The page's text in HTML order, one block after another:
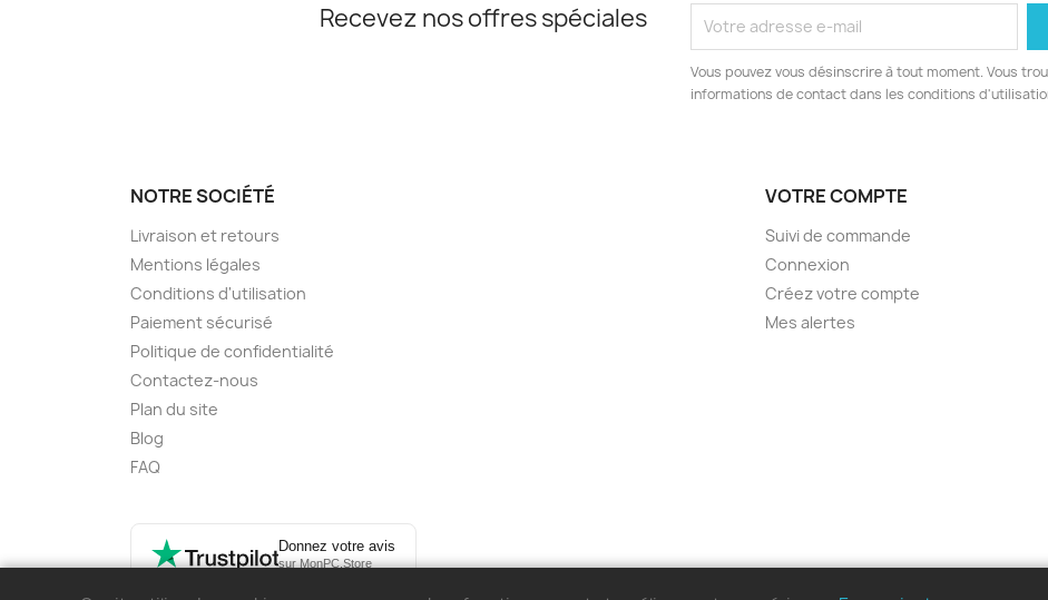
Recevez nos offres spéciales
Vous pouvez vous désinscrire à tout moment. Vous
informations de contact dans les conditions
NOTRE SOCIÉTÉ
Livraison et retours
Mentions légales
Conditions d'utilisation
Paiement sécurisé
Politique de confidentialité
Contactez-nous
Plan du site
Blog
FAQ
VOTRE COMPTE
Suivi de commande
Connexion
Créez votre compte
Mes alertes
Donnez votre avis
sur MonPC.Store